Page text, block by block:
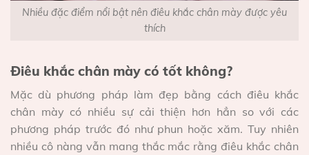
Nhiều đặc điểm nổi bật nên điêu khắc chân mày được yêu
thích
Điêu khắc chân mày có tốt không?
Mặc dù phương pháp làm đẹp bằng cách điêu khắc
chân mày có nhiều sự cải thiện hơn hẳn so với các
phương pháp trước đó như phun hoặc xăm. Tuy nhiên
nhiều cô nàng vẫn mang thắc mắc rằng điêu khắc chân